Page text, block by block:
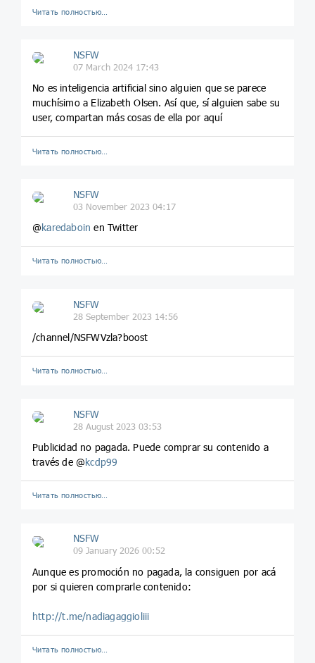
Читать полностью…
NSFW
07 March 2024 17:43
No es inteligencia artificial sino alguien que se parece
muchísimo a Elizabeth Olsen. Así que, sí alguien sabe su
user, compartan más cosas de ella por aquí
Читать полностью…
NSFW
03 November 2023 04:17
@karedaboin en Twitter
Читать полностью…
NSFW
28 September 2023 14:56
/channel/NSFWVzla?boost
Читать полностью…
NSFW
28 August 2023 03:53
Publicidad no pagada. Puede comprar su contenido a
través de @kcdp99
Читать полностью…
NSFW
09 January 2026 00:52
Aunque es promoción no pagada, la consiguen por acá
por si quieren comprarle contenido:
http://t.me/nadiagaggioliii
Читать полностью…